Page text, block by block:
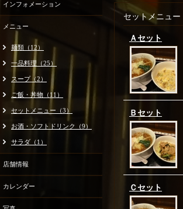
セットメニュー
Ａセット
Ｂセット
Ｃセット
インフォメーション
メニュー
麺類（12）
一品料理（25）
スープ（2）
ご飯・丼物（11）
セットメニュー（3）
お酒・ソフトドリンク（9）
サラダ（1）
店舗情報
カレンダー